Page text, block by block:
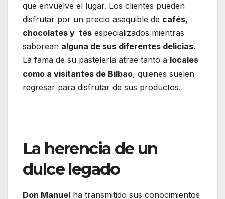
que envuelve el lugar. Los clientes pueden
disfrutar por un precio asequible de cafés,
chocolates y tés especializados mientras
saborean alguna de sus diferentes delicias.
La fama de su pastelería atrae tanto a locales
como a visitantes de Bilbao, quienes suelen
regresar para disfrutar de sus productos.
La herencia de un
dulce legado
Don Manuel ha transmitido sus conocimientos